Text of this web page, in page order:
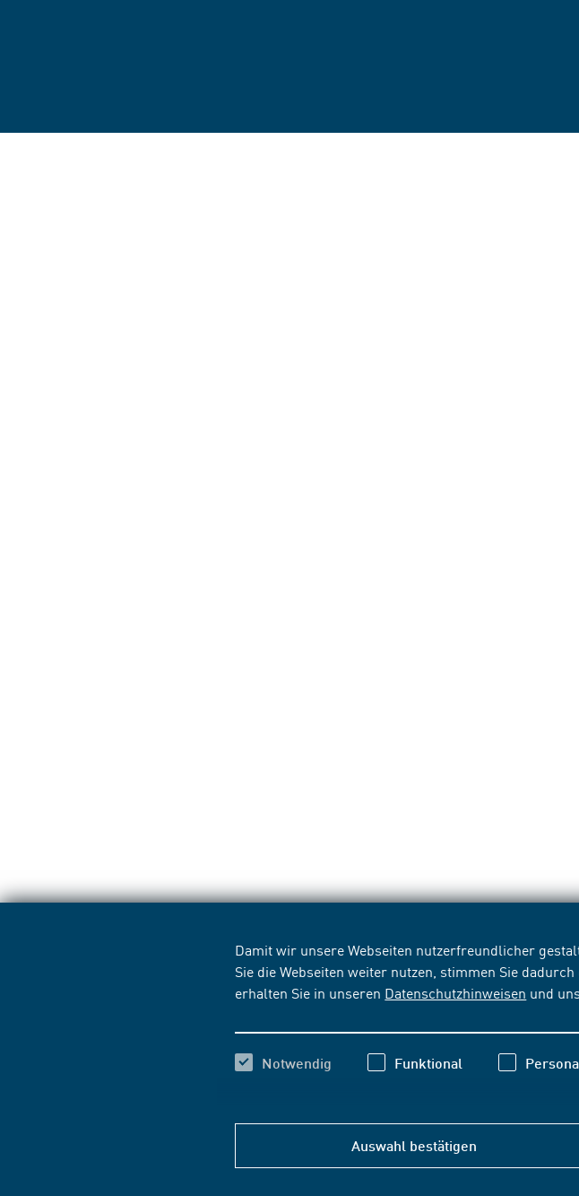
Damit wir unsere Webseiten nutzerfreundlicher
Sie die Webseiten weiter nutzen, stimmen Sie
erhalten Sie in unseren Datenschutzhinweisen und
Notwendig Funktional
Auswahl bestätigen